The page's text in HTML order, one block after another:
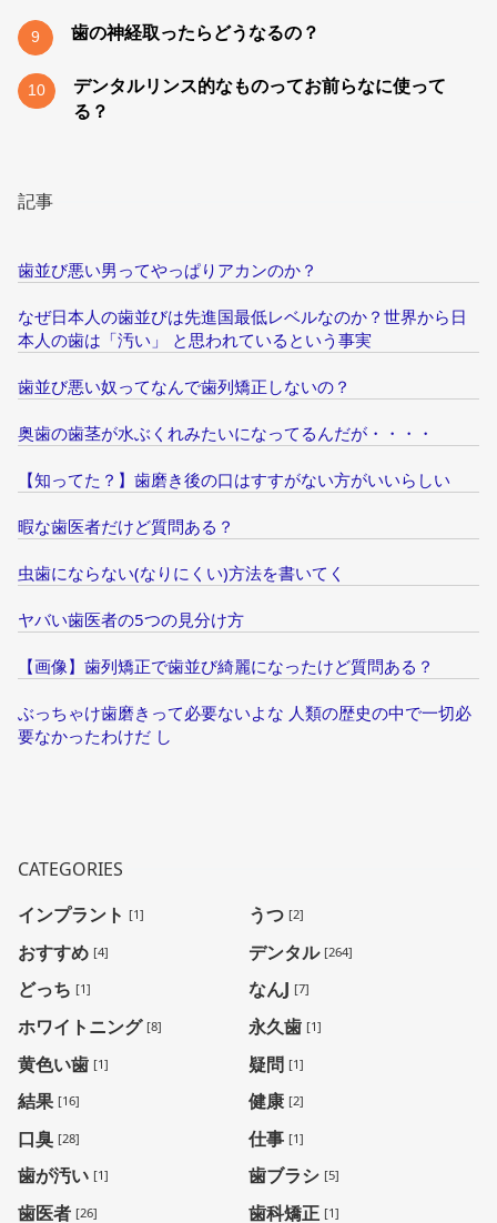
9 歯の神経取ったらどうなるの？
10
デンタルリンス的なものってお前らなに使って
る？
記事
歯並び悪い男ってやっぱりアカンのか？
なぜ日本人の歯並びは先進国最低レベルなのか？世界から日
本人の歯は「汚い」 と思われているという事実
歯並び悪い奴ってなんで歯列矯正しないの？
奥歯の歯茎が水ぶくれみたいになってるんだが・・・・
【知ってた？】歯磨き後の口はすすがない方がいいらしい
暇な歯医者だけど質問ある？
虫歯にならない(なりにくい)方法を書いてく
ヤバい歯医者の5つの見分け方
【画像】歯列矯正で歯並び綺麗になったけど質問ある？
ぶっちゃけ歯磨きって必要ないよな 人類の歴史の中で一切必
要なかったわけだ し
CATEGORIES
インプラント [1] うつ [2]
おすすめ [4] デンタル [264]
どっち [1] なんJ [7]
ホワイトニング [8] 永久歯 [1]
黄色い歯 [1] 疑問 [1]
結果 [16] 健康 [2]
口臭 [28] 仕事 [1]
歯が汚い [1] 歯ブラシ [5]
歯医者 [26] 歯科矯正 [1]